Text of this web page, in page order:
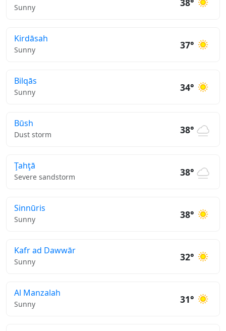
Sunny
Kirdāsah
Sunny 37°
Bilqās
Sunny 34°
Būsh
Dust storm 38°
Ţahţā
Severe sandstorm 38°
Sinnūris
Sunny 38°
Kafr ad Dawwār
Sunny 32°
Al Manzalah
Sunny 31°